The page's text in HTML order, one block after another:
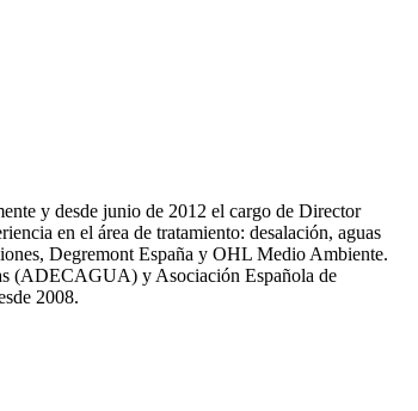
y desde junio de 2012 el cargo de Director
en el área de tratamiento: desalación, aguas
Degremont España y OHL Medio Ambiente.
(ADECAGUA) y Asociación Española de
2008.